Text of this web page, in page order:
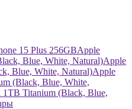
15 Plus 256GBApple
Blue, White, Natural)Apple
Blue, White, Natural)Apple
(Black, Blue, White,
1TB Titanium (Black, Blue,